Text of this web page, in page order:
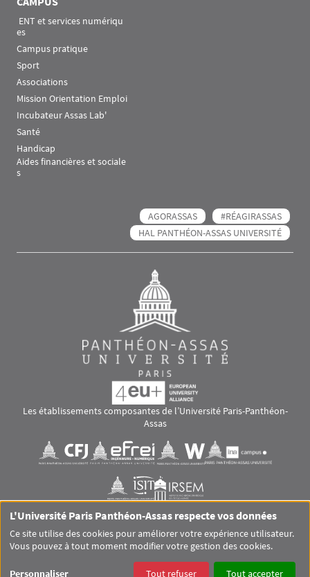
es
Campus pratique
Sport
Associations
Mission Orientation Emploi
Incubateur Assas Lab'
Santé
Handicap
Aides financières et sociale
s
AGORASSAS
#RÉAGIRASSAS
HAL PANTHÉON-ASSAS UNIVERSITÉ
Les établissements composantes de l’Université Paris-Panthéon-
Assas
Visuel svgVisuel svg Visuel svgVisuel svg
Visuel svgVisuel svg
RS footer
GLOSSAIRE
MENTIONS LÉGALES
L'Université Paris Panthéon-Assas respecte vos données
Ce site utilise des cookies pour améliorer votre expérience utilisateur.
Vous pouvez à tout moment modifier votre gestion des cookies.
Personnaliser Tout refuser Tout accepter